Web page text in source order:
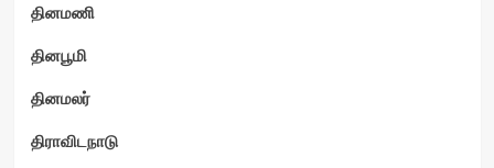
தினமணி
தினபூமி
தினமலர்
திராவிடநாடு